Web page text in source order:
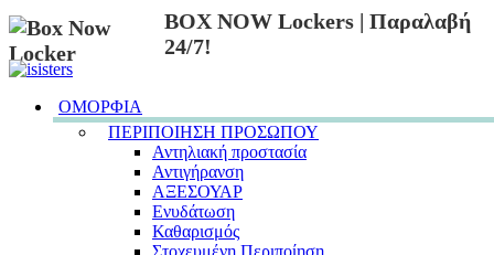
BOX NOW Lockers | Παραλαβή
24/7!
ΟΜΟΡΦΙΑ
ΠΕΡΙΠΟΙΗΣΗ ΠΡΟΣΩΠΟΥ
Αντηλιακή προστασία
Αντιγήρανση
ΑΞΕΣΟΥΑΡ
Ενυδάτωση
Καθαρισμός
Στοχευμένη Περιποίηση